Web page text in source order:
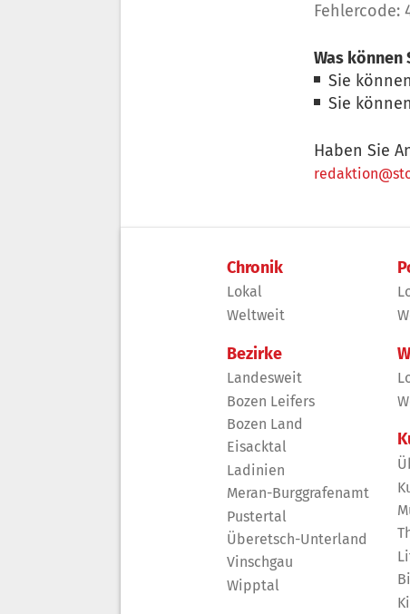
Fehlercode:
Was können
Sie
Sie
Haben Sie
Chronik
Lokal
Weltweit
Bezirke
Landesweit
Bozen Leifers
Bozen Land
Eisacktal
Ladinien
Meran-Burggrafenamt
Pustertal
Überetsch-Unterland
Vinschgau
Wipptal